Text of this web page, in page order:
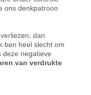
ons denkpatroon
dan
ben heel slecht om
deze negatieve
van verdrukte